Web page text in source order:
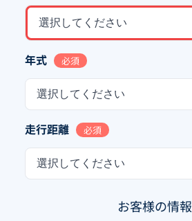
選択してください
年式 必須
選択してください
走行距離 必須
選択してください
お客様の情報